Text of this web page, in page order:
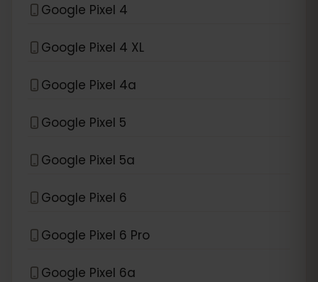
Google Pixel 4
Google Pixel 4 XL
Google Pixel 4a
Google Pixel 5
Google Pixel 5a
Google Pixel 6
Google Pixel 6 Pro
Google Pixel 6a